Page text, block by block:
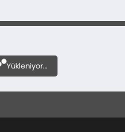
Yükleniyor...